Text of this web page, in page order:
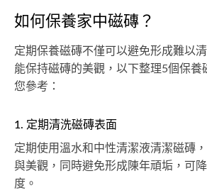
如何保養家中磁磚？
定期保養磁磚不僅可以避免形成難以
能保持磁磚的美觀，以下整理5個保養
您參考：
1. 定期清洗磁磚表面
定期使用溫水和中性清潔液清潔磁磚
與美觀，同時避免形成陳年頑垢，可
度。